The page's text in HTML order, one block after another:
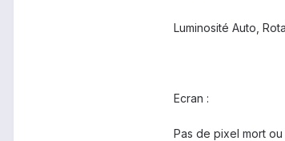
Luminosité Auto,
Ecran :
Pas de pixel mort